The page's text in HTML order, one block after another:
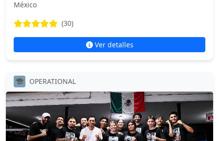
México
(30)
Ver detalles
OPERATIONAL